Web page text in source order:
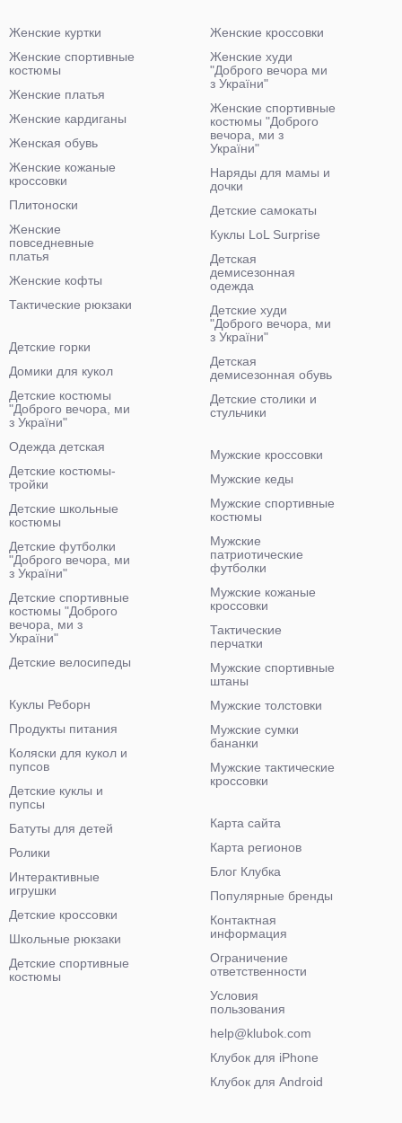
Женские куртки
Женские спортивные
костюмы
Женские платья
Женские кардиганы
Женская обувь
Женские кожаные
кроссовки
Плитоноски
Женские
повседневные
платья
Женские кофты
Тактические рюкзаки
Женские кроссовки
Женские худи
"Доброго вечора ми
з України"
Женские спортивные
костюмы "Доброго
вечора, ми з
України"
Наряды для мамы и
дочки
Детские самокаты
Куклы LoL Surprise
Детская
демисезонная
одежда
Детские худи
"Доброго вечора, ми
з України"
Детская
демисезонная обувь
Детские столики и
стульчики
Детские горки
Домики для кукол
Детские костюмы
"Доброго вечора, ми
з України"
Одежда детская
Детские костюмы-
тройки
Детские школьные
костюмы
Детские футболки
"Доброго вечора, ми
з України"
Детские спортивные
костюмы "Доброго
вечора, ми з
України"
Детские велосипеды
Мужские кроссовки
Мужские кеды
Мужские спортивные
костюмы
Мужские
патриотические
футболки
Мужские кожаные
кроссовки
Тактические
перчатки
Мужские спортивные
штаны
Мужские толстовки
Мужские сумки
бананки
Мужские тактические
кроссовки
Куклы Реборн
Продукты питания
Коляски для кукол и
пупсов
Детские куклы и
пупсы
Батуты для детей
Ролики
Интерактивные
игрушки
Детские кроссовки
Школьные рюкзаки
Детские спортивные
костюмы
Карта сайта
Карта регионов
Блог Клубка
Популярные бренды
Контактная
информация
Ограничение
ответственности
Условия
пользования
help@klubok.com
Клубок для iPhone
Клубок для Android